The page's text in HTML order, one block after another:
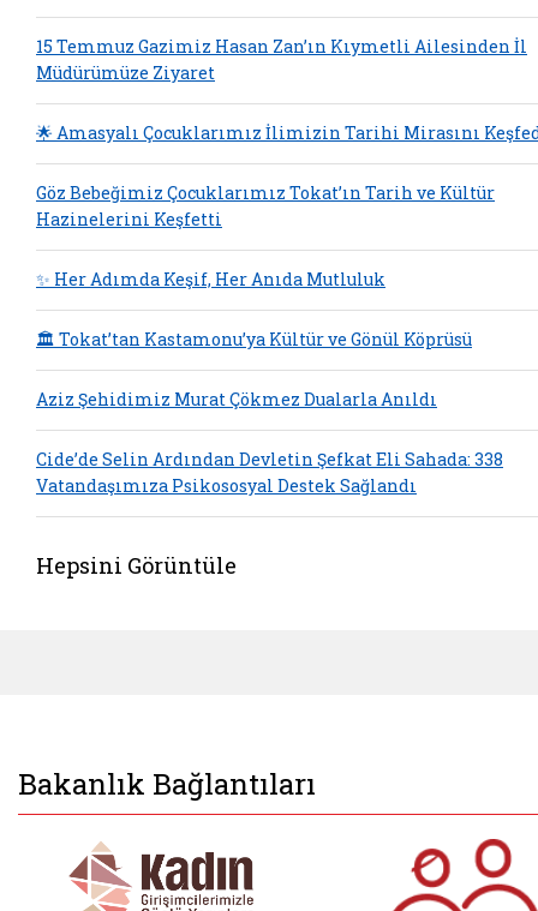
15 Temmuz Gazimiz Hasan Zan’ın Kıymetli Ailesinden İl
Müdürümüze Ziyaret
🌟 Amasyalı Çocuklarımız İlimizin Tarihi Mirasını
Göz Bebeğimiz Çocuklarımız Tokat’ın Tarih ve Kültür
Hazinelerini Keşfetti
✨ Her Adımda Keşif, Her Anıda Mutluluk
🏛️ Tokat’tan Kastamonu’ya Kültür ve Gönül Köprüsü
Aziz Şehidimiz Murat Çökmez Dualarla Anıldı
Cide’de Selin Ardından Devletin Şefkat Eli Sahada: 338
Vatandaşımıza Psikososyal Destek Sağlandı
Hepsini Görüntüle
Bakanlık Bağlantıları